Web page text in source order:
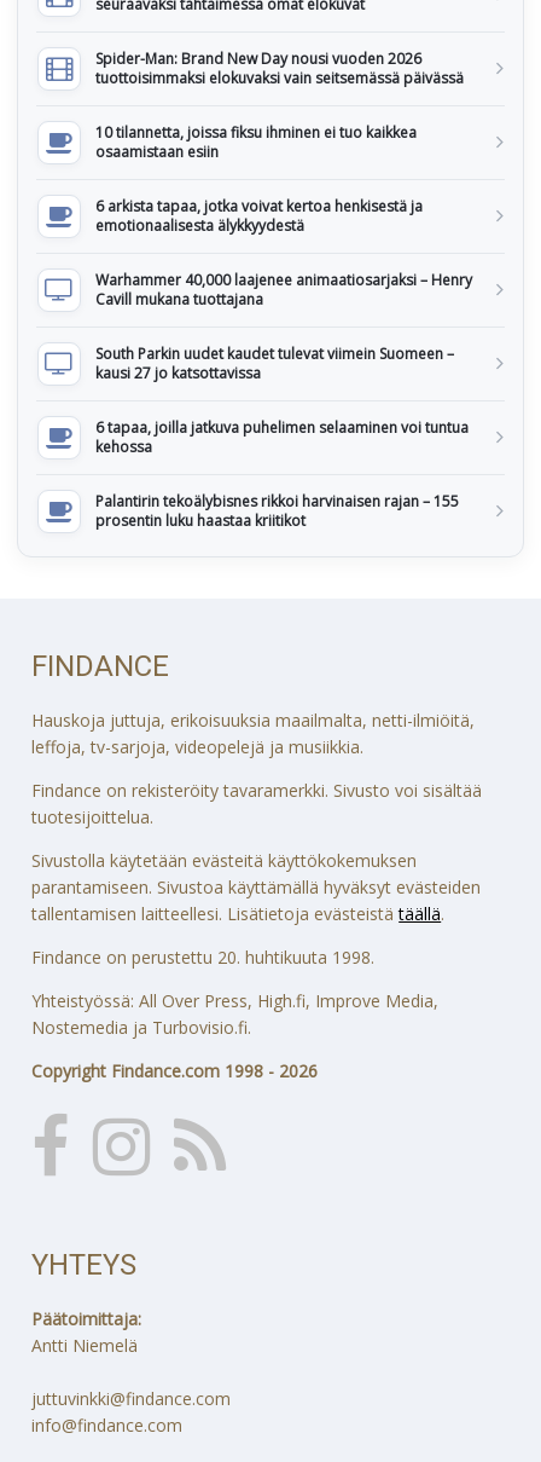
Spider-Man: Brand New Day nousi vuoden 2026
tuottoisimmaksi elokuvaksi vain seitsemässä päivässä
10 tilannetta, joissa fiksu ihminen ei tuo kaikkea
osaamistaan esiin
6 arkista tapaa, jotka voivat kertoa henkisestä ja
emotionaalisesta älykkyydestä
Warhammer 40,000 laajenee animaatiosarjaksi – Henry
Cavill mukana tuottajana
South Parkin uudet kaudet tulevat viimein Suomeen –
kausi 27 jo katsottavissa
6 tapaa, joilla jatkuva puhelimen selaaminen voi tuntua
kehossa
Palantirin tekoälybisnes rikkoi harvinaisen rajan – 155
prosentin luku haastaa kriitikot
FINDANCE
Hauskoja juttuja, erikoisuuksia maailmalta, netti-ilmiöitä,
leffoja, tv-sarjoja, videopelejä ja musiikkia.
Findance on rekisteröity tavaramerkki. Sivusto voi sisältää
tuotesijoittelua.
Sivustolla käytetään evästeitä käyttökokemuksen
parantamiseen. Sivustoa käyttämällä hyväksyt evästeiden
tallentamisen laitteellesi. Lisätietoja evästeistätäällä.
Findance on perustettu 20. huhtikuuta 1998.
Yhteistyössä: All Over Press, High.fi, Improve Media,
Nostemedia ja Turbovisio.fi.
Copyright Findance.com 1998 - 2026
YHTEYS
Päätoimittaja:
Antti Niemelä
juttuvinkki@findance.com
info@findance.com